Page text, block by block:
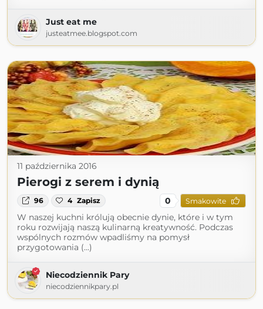
Just eat me
justeatmee.blogspot.com
11 października 2016
Pierogi z serem i dynią
96 4 Zapisz 0 Smakowite
W naszej kuchni królują obecnie dynie, które i w tym
roku rozwijają naszą kulinarną kreatywność. Podczas
wspólnych rozmów wpadliśmy na pomysł
przygotowania (...)
Niecodziennik Pary
niecodziennikpary.pl